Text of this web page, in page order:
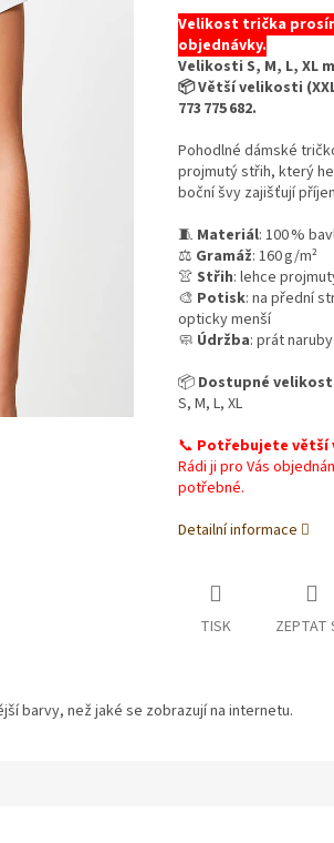
Velikost trička
objednávky.
Velikosti S, M, L, XL
📦 Větší velikosti
773 775 682.
Pohodlné dámské
projmutý střih, který
boční švy zajišťují
🧵 Materiál: 100 %
⚖️ Gramáž: 160 g/m²
👚 Střih: lehce
🎨 Potisk: na přední
opticky menší
🧼 Údržba: prát
📦 Dostupné
S, M, L, XL
📞 Potřebujete větší
Rádi ji pro Vás
potřebné.
Detailní informace
TISK ZEPTAT
barvy, než jaké se zobrazují na internetu.